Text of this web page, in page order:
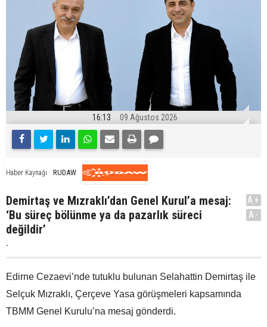
16:13 09 Ağustos 2026
Haber Kaynağı RUDAW
Demirtaş ve Mızraklı’dan Genel Kurul’a mesaj:
‘Bu süreç bölünme ya da pazarlık süreci
değildir’
.
A+
A-
Edirne Cezaevi’nde tutuklu bulunan Selahattin Demirtaş ile
Selçuk Mızraklı, Çerçeve Yasa görüşmeleri kapsamında
TBMM Genel Kurulu’na mesaj gönderdi.